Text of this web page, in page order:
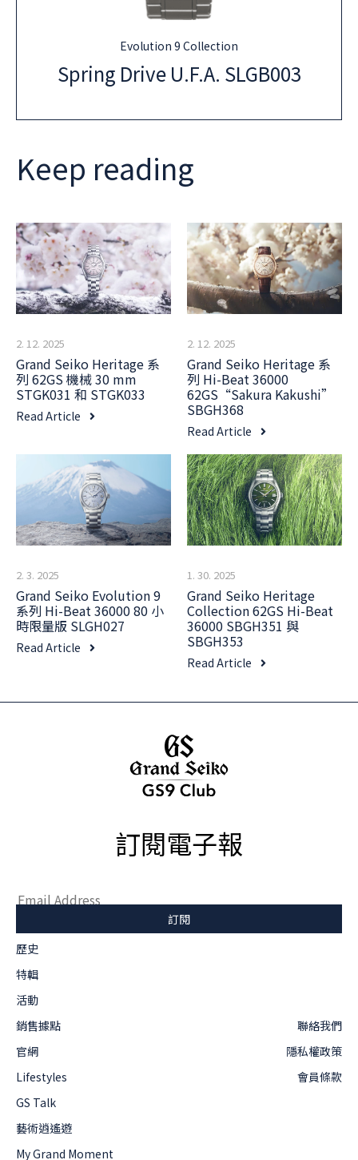
Evolution 9 Collection
Spring Drive U.F.A. SLGB003
Keep reading
2. 12. 2025
Grand Seiko Heritage 系
列 62GS 機械 30 mm
STGK031 和 STGK033
Read Article
2. 12. 2025
Grand Seiko Heritage 系
列 Hi-Beat 36000
62GS“Sakura Kakushi”
SBGH368
Read Article
2. 3. 2025
Grand Seiko Evolution 9
系列 Hi-Beat 36000 80 小
時限量版 SLGH027
Read Article
1. 30. 2025
Grand Seiko Heritage
Collection 62GS Hi-Beat
36000 SBGH351 與
SBGH353
Read Article
歷史
特輯
活動
銷售據點
官網
Lifestyles
GS Talk
藝術逍遙遊
My Grand Moment
訂閱電子報
聯絡我們
隱私權政策
會員條款